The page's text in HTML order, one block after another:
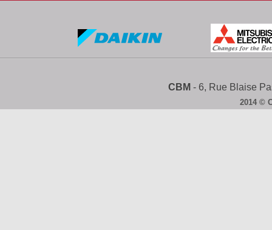
CBM - 6, Rue Blaise
2014 ©